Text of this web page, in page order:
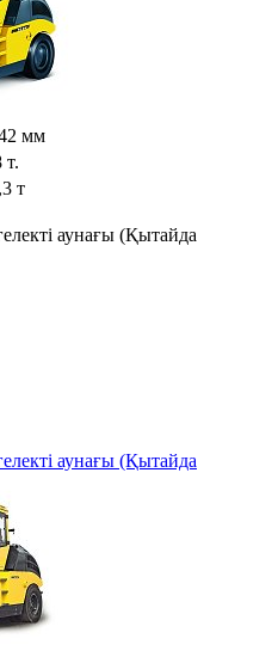
мм
т.
т
аунағы (Қытайда
аунағы (Қытайда